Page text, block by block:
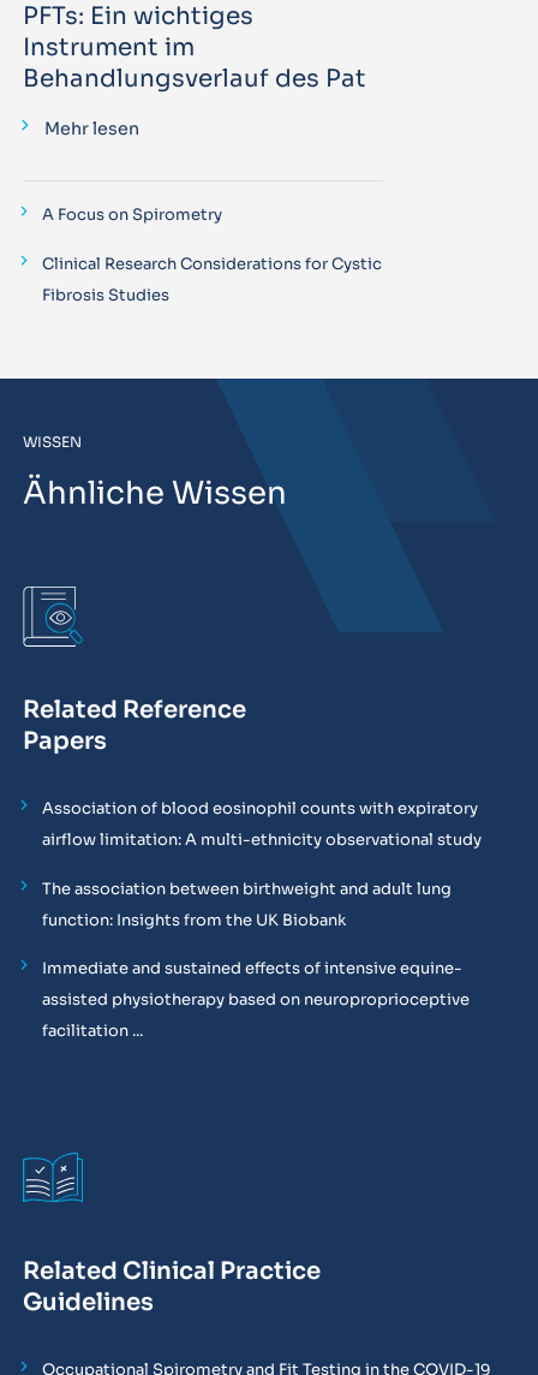
PFTs: Ein wichtiges
Instrument im
Behandlungsverlauf des Pat
Mehr lesen
A Focus on Spirometry
Clinical Research Considerations for Cystic
Fibrosis Studies
WISSEN
Ähnliche Wissen
Related Reference
Papers
Association of blood eosinophil counts with expiratory
airflow limitation: A multi-ethnicity observational study
The association between birthweight and adult lung
function: Insights from the UK Biobank
Immediate and sustained effects of intensive equine-
assisted physiotherapy based on neuroproprioceptive
facilitation ...
Related Clinical Practice
Guidelines
Occupational Spirometry and Fit Testing in the COVID-19